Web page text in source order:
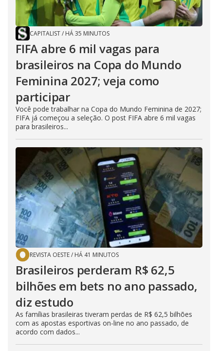
CAPITALIST/ HÁ 35 MINUTOS
FIFA abre 6 mil vagas para
brasileiros na Copa do Mundo
Feminina 2027; veja como
participar
Você pode trabalhar na Copa do Mundo Feminina de 2027;
FIFA já começou a seleção. O post FIFA abre 6 mil vagas
para brasileiros...
REVISTA OESTE/ HÁ 41 MINUTOS
Brasileiros perderam R$ 62,5
bilhões em bets no ano passado,
diz estudo
As famílias brasileiras tiveram perdas de R$ 62,5 bilhões
com as apostas esportivas on-line no ano passado, de
acordo com dados...